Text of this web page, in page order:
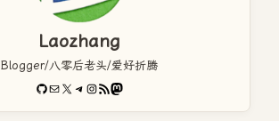
Laozhang
Blogger/八零后老头/爱好折腾
GitHub
电子邮件X Telegram
Instagram
RSS FeedMastodon